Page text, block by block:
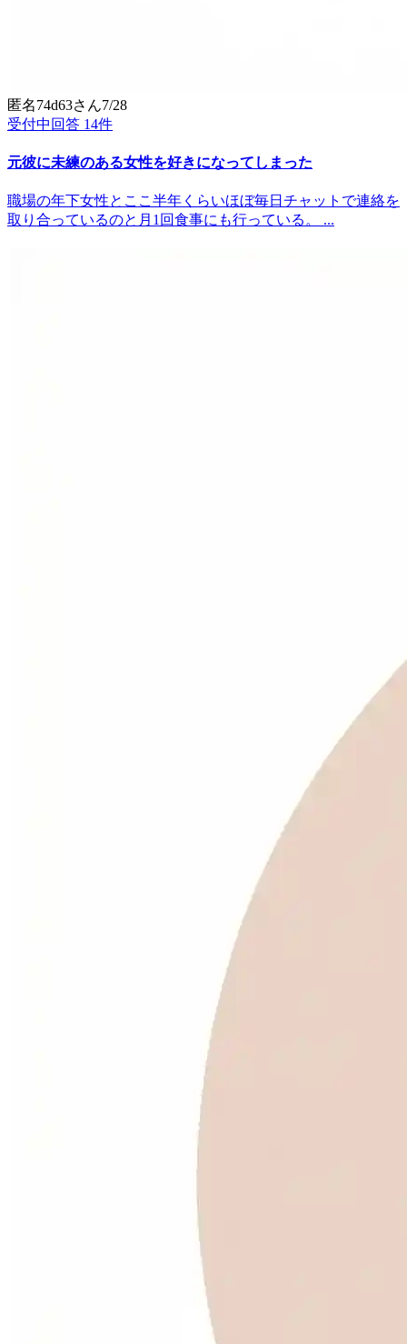
匿名74d63さん7/28
受付中 回答 14件
元彼に未練のある女性を好きになってしまった
職場の年下女性とここ半年くらいほぼ毎日チャットで連絡を
取り合っているのと月1回食事にも行っている。 ...